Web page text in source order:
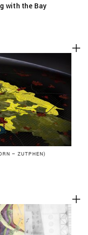
with the Bay
– ZUTPHEN)